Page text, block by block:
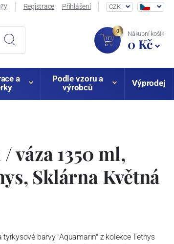
Registrace Přihlášení CZK
0 Nákupní košík
0 Kč
a
Podle vzoru a
výrobců
Výprodej
váza 1350 ml,
Sklárna Květná
barvy "Aquamarin" z kolekce Tethys